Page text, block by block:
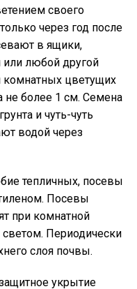
своего
через год после
в ящики,
любой другой
цветущих
не более 1 см. Семена
и чуть-чуть
водой через
тепличных, посевы
Посевы
при комнатной
Периодически
слоя почвы.
укрытие